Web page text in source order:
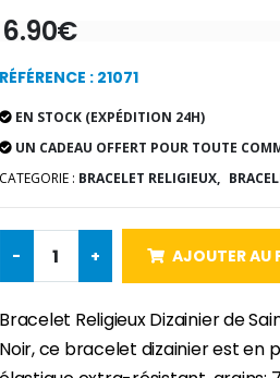
6.90€
RÉFÉRENCE : 21071
EN STOCK (EXPÉDITION 24H)
UN CADEAU OFFERT POUR TOUTE
CATEGORIE : BRACELET RELIGIEUX,
- + AJOUTER AU
Bracelet Religieux Dizainier de
Noir, ce bracelet dizainier est en